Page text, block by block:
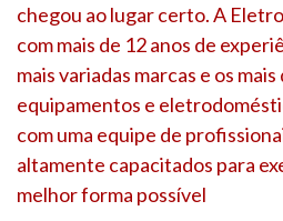
chegou ao lugar certo. A
com mais de 12 anos de
mais variadas marcas e os
equipamentos e
com uma equipe de
altamente capacitados para
melhor forma possível